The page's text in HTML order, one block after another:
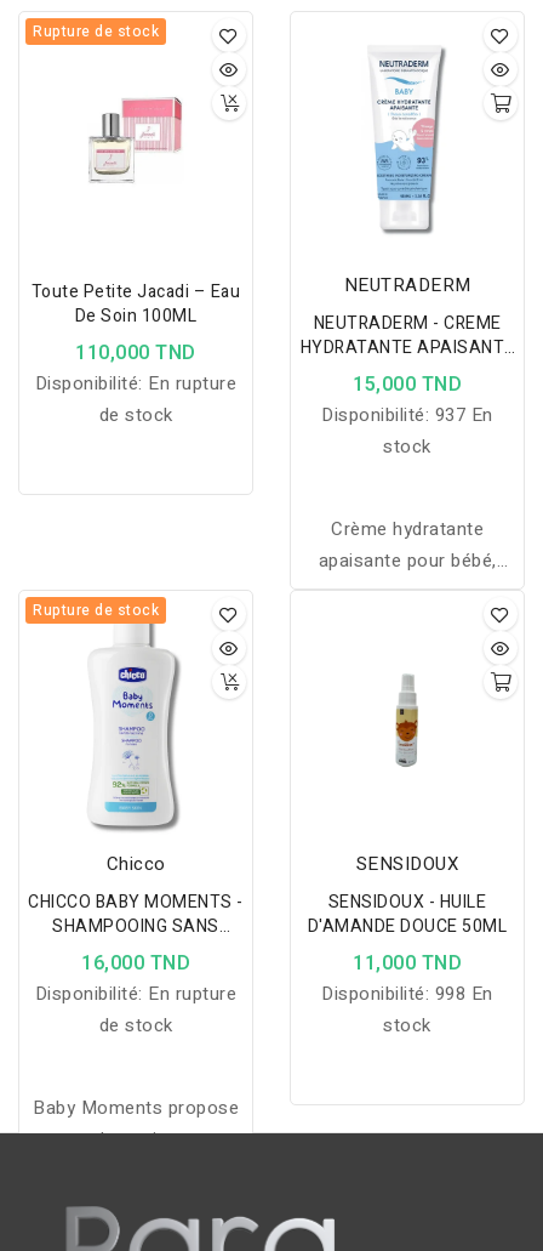
Rupture de stock
Toute Petite Jacadi – Eau
De Soin 100ML
110,000 TND
Disponibilité: En rupture
de stock
NEUTRADERM
NEUTRADERM - CREME
HYDRATANTE APAISANTE
100ML
15,000 TND
Disponibilité: 937 En
stock
Crème hydratante
apaisante pour bébé,
hydrate le visage et le
corps tout en protégeant
la peau délicate, avec une
formule douce et 92%
d'ingrédients d'origine
naturelle.
Rupture de stock
Chicco
CHICCO BABY MOMENTS -
SHAMPOOING SANS
LARMES 200ML
16,000 TND
Disponibilité: En rupture
de stock
Baby Moments propose
des soins
parabène ni sulfates, au
pH doux et formule sans
SENSIDOUX
SENSIDOUX - HUILE
D'AMANDE DOUCE 50ML
11,000 TND
Disponibilité: 998 En
stock